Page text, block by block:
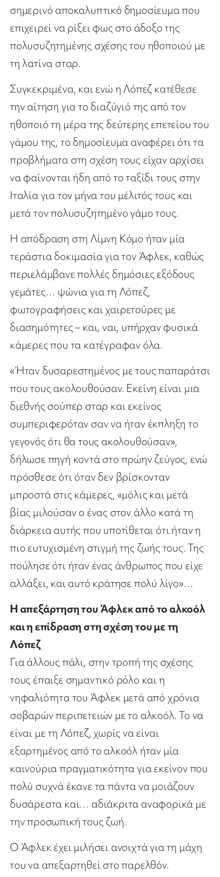
σημερινό αποκαλυπτικό δημοσίευμα που
επιχειρεί να ρίξει φως στο άδοξο της
πολυσυζητημένης σχέσης του ηθοποιού με
τη λατίνα σταρ.
Συγκεκριμένα, και ενώ η Λόπεζ κατέθεσε
την αίτηση για το διαζύγιό της από τον
ηθοποιό τη μέρα της δεύτερης επετείου του
γάμου της, το δημοσίευμα αναφέρει ότι τα
προβλήματα στη σχέση τους είχαν αρχίσει
να φαίνονται ήδη από το ταξίδι τους στην
Ιταλία για τον μήνα του μέλιτός τους και
μετά τον πολυσυζητημένο γάμο τους.
Η απόδραση στη Λίμνη Κόμο ήταν μία
τεράστια δοκιμασία για τον Άφλεκ, καθώς
περιελάμβανε πολλές δημόσιες εξόδους
γεμάτες… ψώνια για τη Λόπεζ,
φωτογραφήσεις και χαιρετούρες με
διασημότητες – και, ναι, υπήρχαν φυσικά
κάμερες που τα κατέγραφαν όλα.
«Ήταν δυσαρεστημένος με τους παπαράτσι
που τους ακολουθούσαν. Εκείνη είναι μια
διεθνής σούπερ σταρ και εκείνος
συμπεριφερόταν σαν να ήταν έκπληξη το
γεγονός ότι θα τους ακολουθούσαν»,
δήλωσε πηγή κοντά στο πρώην ζεύγος, ενώ
πρόσθεσε ότι όταν δεν βρίσκονταν
μπροστά στις κάμερες, «μόλις και μετά
βίας μιλούσαν ο ένας στον άλλο κατά τη
διάρκεια αυτής που υποτίθεται ότι ήταν η
πιο ευτυχισμένη στιγμή της ζωής τους. Της
πούλησε ότι ήταν ένας άνθρωπος που είχε
αλλάξει, και αυτό κράτησε πολύ λίγο»…
Η απεξάρτηση του Άφλεκ από το αλκοόλ
και η επίδραση στη σχέση του με τη
Λόπεζ
Για άλλους πάλι, στην τροπή της σχέσης
τους έπαιξε σημαντικό ρόλο και η
νηφαλιότητα του Άφλεκ μετά από χρόνια
σοβαρών περιπετειών με το αλκοόλ. Το να
είναι με τη Λόπεζ, χωρίς να είναι
εξαρτημένος από το αλκοόλ ήταν μία
καινούρια πραγματικότητα για εκείνον που
πολύ συχνά έκανε τα πάντα να μοιάζουν
δυσάρεστα και… αδιάκριτα αναφορικά με
την προσωπική τους ζωή.
Ο Άφλεκ έχει μιλήσει ανοιχτά για τη μάχη
του να απεξαρτηθεί στο παρελθόν.